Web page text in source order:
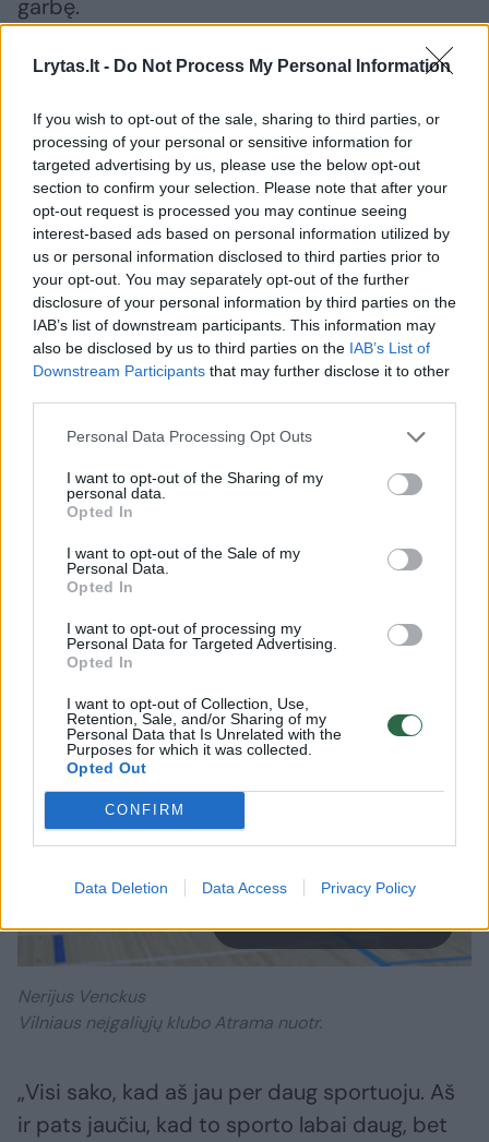
Lrytas.lt - Do Not Process My Personal Information
If you wish to opt-out of the sale, sharing to third parties, or
processing of your personal or sensitive information for
targeted advertising by us, please use the below opt-out
section to confirm your selection. Please note that after your
opt-out request is processed you may continue seeing
interest-based ads based on personal information utilized by
us or personal information disclosed to third parties prior to
your opt-out. You may separately opt-out of the further
disclosure of your personal information by third parties on the
IAB’s list of downstream participants. This information may
also be disclosed by us to third parties on the IAB’s List of
Downstream Participants that may further disclose it to other
Personal Data Processing Opt Outs
I want to opt-out of the Sharing of my
personal data.
Opted In
I want to opt-out of the Sale of my
Personal Data.
Opted In
I want to opt-out of processing my
Personal Data for Targeted Advertising.
Opted In
I want to opt-out of Collection, Use,
Retention, Sale, and/or Sharing of my
Personal Data that Is Unrelated with the
Purposes for which it was collected.
Opted Out
CONFIRM
Data Deletion Data Access Privacy Policy
garbę.
„Profesionalus sportas davė labai daug – ir
varžytis aukščiausiame lygyje, ir pasaulio
pamatyti, ir žmonių sutikti. Daryti tai, kas tau
patinka ir dar gauti už tai atlygį yra labai
didelė motyvacija. Tai buvo labai smagus
laikas, geriau būti tiesiog negali“, – sako
Nerijus, atstovavęs „RSB Thuringia Bulls“
klubui.
Vyras per beveik du dešimtmečius išbandė
daugybę sporto šakų, o pastaruoju metu
koncentruojasi į plaukimą. Pernai Nerijus
dalyvavo projekte „Plaukti gali visi“ ir Vilniaus
plaukimo maratone įveikė 10 kilometrų
distanciją. Jis neapleidžia ir kitų sporto šakų,
turi minčių išbandyti savo jėgas para
Nerijus Venckus
Vilniaus neįgaliųjų klubo Atrama nuotr.
„Visi sako, kad aš jau per daug sportuoju. Aš
ir pats jaučiu, kad to sporto labai daug, bet